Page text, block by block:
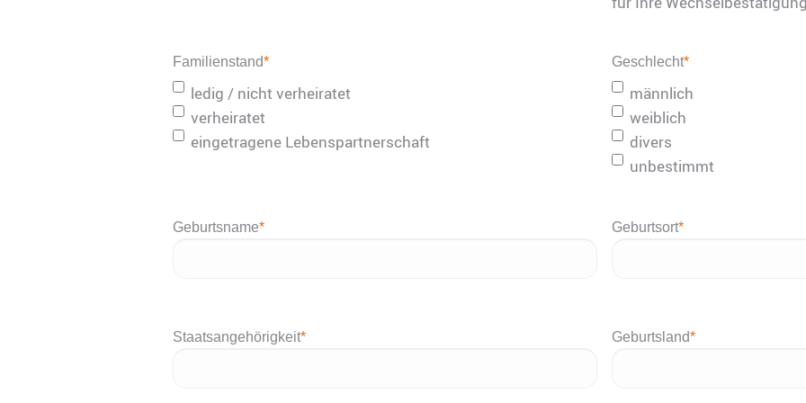
JJJJ
Familienstand*
ledig / nicht verheiratet
verheiratet
eingetragene Lebenspartnerschaft
Geschlecht*
männlich
weiblich
divers
unbestimmt
Geburtsname* Geburtsort*
Staatsangehörigkeit* Geburtsland*